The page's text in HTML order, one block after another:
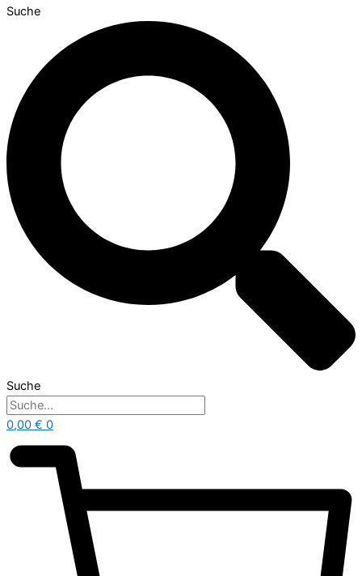
Suche
Suche
0,00 € 0